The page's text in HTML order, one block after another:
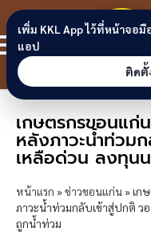
Skip to content
เกษตรกรขอนแก่
หลังภาวะน้ำท่วม
เหลือด่วน ลงทุน
หน้าแรก »ข่าวขอนแก่น»เก
ภาวะน้ำท่วมกลับเข้าสู่ปกติ ว
ถูกน้ำท่วม
เพิ่ม KKL App ไว้ที่หน้าจอ
แอป
ติดตั้